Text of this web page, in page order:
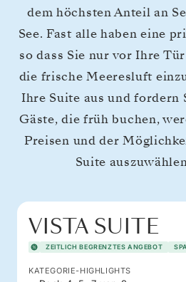
dem höchsten Anteil an
See. Fast alle haben eine
so dass Sie nur vor Ihre
die frische Meeresluft
Ihre Suite aus und fordern
Gäste, die früh buchen,
Preisen und der
Suite
VISTA SUITE
ZEITLICH BEGRENZTES ANGEBOT
KATEGORIE-HIGHLIGHTS